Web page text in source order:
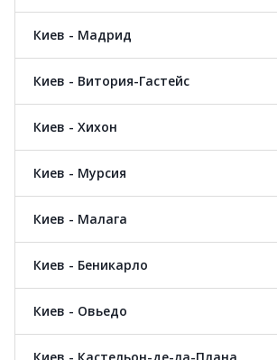
Киев - Мадрид
Киев - Витория-Гастейс
Киев - Хихон
Киев - Мурсия
Киев - Малага
Киев - Беникарло
Киев - Овьедо